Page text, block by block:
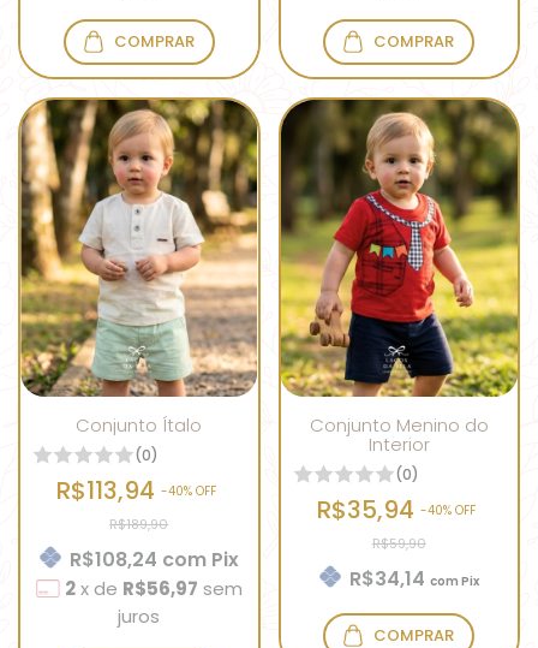
COMPRAR COMPRAR
Conjunto Ítalo
(0)
R$113,94-40% OFF
R$189,90
R$108,24 com Pix
2 x de R$56,97 sem
juros
Conjunto Menino do
Interior
(0)
R$35,94-40% OFF
R$59,90
R$34,14 com Pix
COMPRAR